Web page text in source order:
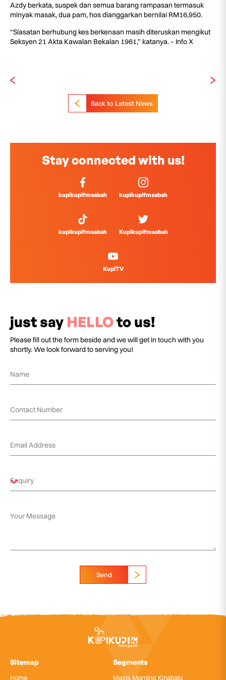
Azdy berkata, suspek dan semua barang rampasan termasuk
minyak masak, dua pam, hos dianggarkan bernilai RM16,950.
“Siasatan berhubung kes berkenaan masih diteruskan mengikut
Seksyen 21 Akta Kawalan Bekalan 1961,” katanya. – Info X
Back to Latest News
Stay connected with us!
kupikupifmsabah kupikupifmsabah
kupikupifmsabah Kupikupifmsabah
KupiTV
just say HELLOto us!
Please fill out the form beside and we will get in touch with you
shortly. We look forward to serving you!
Send
Sitemap
Home
Segments
Maxis Morning Kinabalu